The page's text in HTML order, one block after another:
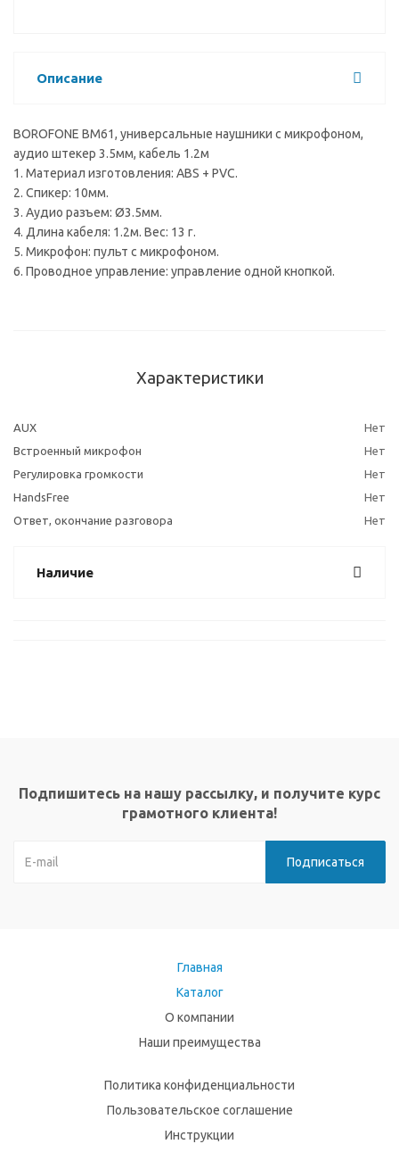
Описание
BOROFONE BM61, универсальные наушники с микрофоном,
аудио штекер 3.5мм, кабель 1.2м
1. Материал изготовления: ABS + PVC.
2. Спикер: 10мм.
3. Аудио разъем: Ø3.5мм.
4. Длина кабеля: 1.2м. Вес: 13 г.
5. Микрофон: пульт с микрофоном.
6. Проводное управление: управление одной кнопкой.
Характеристики
AUX
Нет
Встроенный микрофон
Нет
Регулировка громкости
Нет
HandsFree
Нет
Ответ, окончание разговора
Нет
Наличие
Подпишитесь на нашу рассылку, и получите курс
грамотного клиента!
Главная
Каталог
О компании
Наши преимущества
Политика конфиденциальности
Пользовательское соглашение
Инструкции